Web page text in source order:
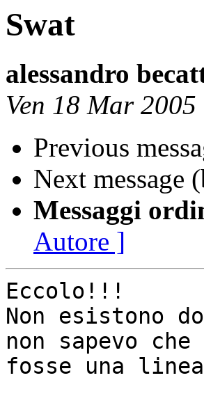
Swat
alessandro
Ven 18 Mar
Previous
Next message
Messaggi
Autore ]
Eccolo!!!
Non esistono
non sapevo
fosse una